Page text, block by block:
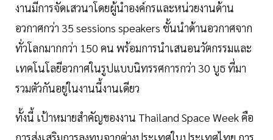
งานมีการจัดเสวนาโดยผู้นำองค์กรและหน่วยงานด้าน
อวกาศกว่า 35 sessions speakers ชั้นนำด้านอวกาศจาก
ทั่วโลกมากกว่า 150 คน พร้อมการนำเสนอนวัตกรรมและ
เทคโนโลยีอวกาศในรูปแบบนิทรรศการกว่า 30 บูธ ที่มา
รวมตัวกันอยู่ในงานนี้งานเดียว
ทั้งนี้ เป้าหมายสำคัญของงาน Thailand Space Week คือ